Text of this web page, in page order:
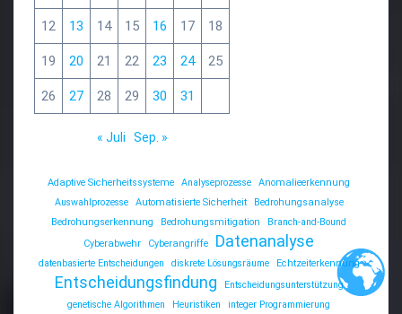
12 13 14 15 16 17 18
19 20 21 22 23 24 25
26 27 28 29 30 31
« Juli Sep. »
Adaptive Sicherheitssysteme Analyseprozesse
Anomalieerkennung
Auswahlprozesse
Automatisierte Sicherheit
Bedrohungsanalyse
Bedrohungserkennung
Bedrohungsmitigation
Branch-and-Bound
Cyberabwehr
Cyberangriffe Datenanalyse
datenbasierte Entscheidungen diskrete Lösungsräume Echtzeiterkennung
Entscheidungsfindung
Entscheidungsunterstützung
genetische Algorithmen
Heuristiken integer Programmierung